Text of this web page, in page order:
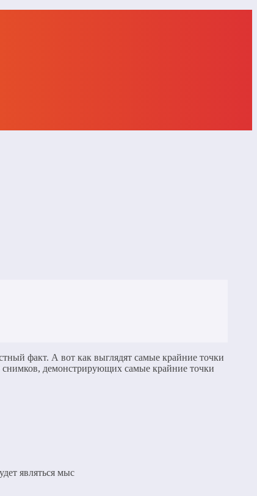
факт. А вот как выглядят самые крайние точки
снимков, демонстрирующих самые крайние точки
являться мыс